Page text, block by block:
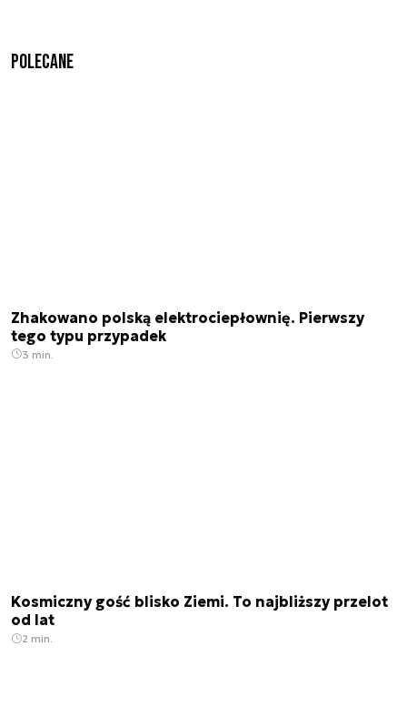
Polecane
Zhakowano polską elektrociepłownię. Pierwszy
tego typu przypadek
3 min.
Kosmiczny gość blisko Ziemi. To najbliższy przelot
od lat
2 min.